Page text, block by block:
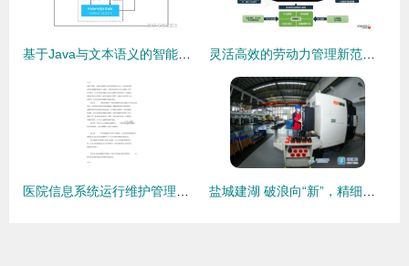
基于Java与文本语义的智能问答客服系统在信息系统运行维护服务中的应用 灵活高效的劳动力管理新范式 金柚网SaaS产品创变排班与审批系统
医院信息系统运行维护管理制度资料 盐城建湖 破浪向“新”，精细提“质”——高端装备产业与信息运维融合擘画新图景